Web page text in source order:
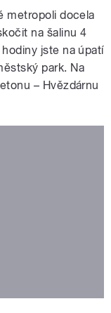
metropoli docela
na šalinu 4
jste na úpatí
park. Na
– Hvězdárnu